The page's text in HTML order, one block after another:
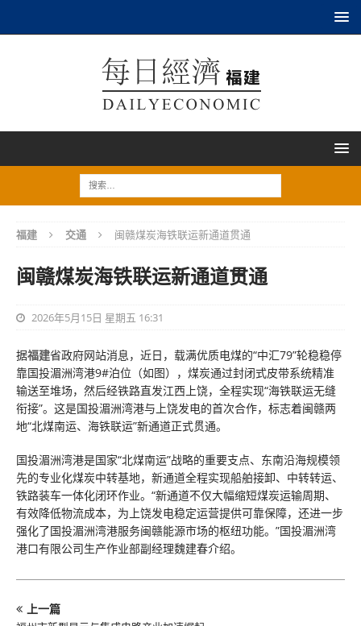
福建 交通 闽赣煤炭海铁联运新通道贯通
闽赣煤炭海铁联运新通道贯通
2026年5月15日 星期五 16:31
据福建省政府网站消息，近日，载满优质电煤的“中汇79”轮稳稳停
靠国投湄洲湾港9#泊位（如图），煤炭通过封闭式皮带系统精准
输送至堆场，然后经铁路直发江西上饶，全程实现“海铁联运无缝
衔接”。这是国投湄洲湾港与上饶发电的首次合作，标志着闽赣两
地“北煤南运、海铁联运”新通道正式贯通。
国投湄洲湾港是国家“北煤南运”战略的重要支点、东南沿海规模领
先的专业化煤炭中转基地，新通道全程实现船舶接卸、中转转运、
铁路装车一体化闭环作业。“新通道不仅大幅缩短煤炭运输周期、
有效降低物流成本，为上饶发电稳定运营提供可靠保障，还进一步
强化了国投湄洲湾港服务闽赣能源市场的枢纽功能。”国投湄洲湾
港口有限公司生产作业部副经理魏建春介绍。
上一篇